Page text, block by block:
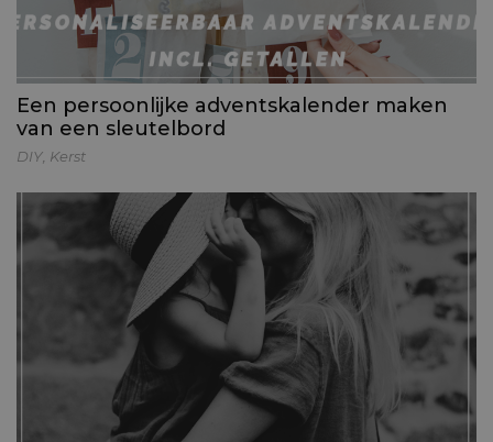
Een persoonlijke adventskalender maken
van een sleutelbord
DIY Kerst